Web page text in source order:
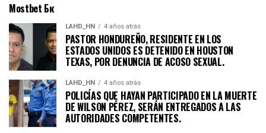
Mostbet Бк
LAHD_HN 4 años atrás
PASTOR HONDUREÑO, RESIDENTE EN LOS
ESTADOS UNIDOS ES DETENIDO EN HOUSTON
TEXAS, POR DENUNCIA DE ACOSO SEXUAL.
LAHD_HN 4 años atrás
POLICÍAS QUE HAYAN PARTICIPADO EN LA MUERTE
DE WILSON PÉREZ, SERÁN ENTREGADOS A LAS
AUTORIDADES COMPETENTES.